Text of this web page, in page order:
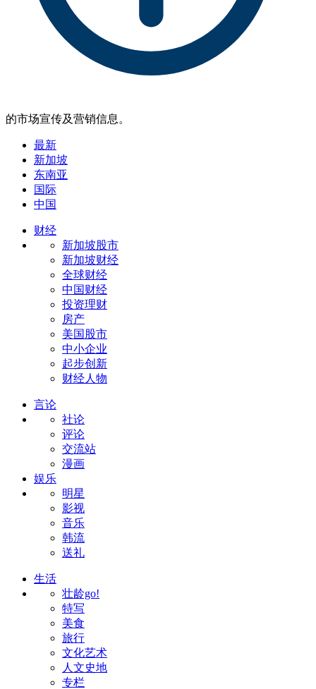
的市场宣传及营销信息。
最新
新加坡
东南亚
国际
中国
财经
新加坡股市
新加坡财经
全球财经
中国财经
投资理财
房产
美国股市
中小企业
起步创新
财经人物
言论
社论
评论
交流站
漫画
娱乐
明星
影视
音乐
韩流
送礼
生活
壮龄go!
特写
美食
旅行
文化艺术
人文史地
专栏